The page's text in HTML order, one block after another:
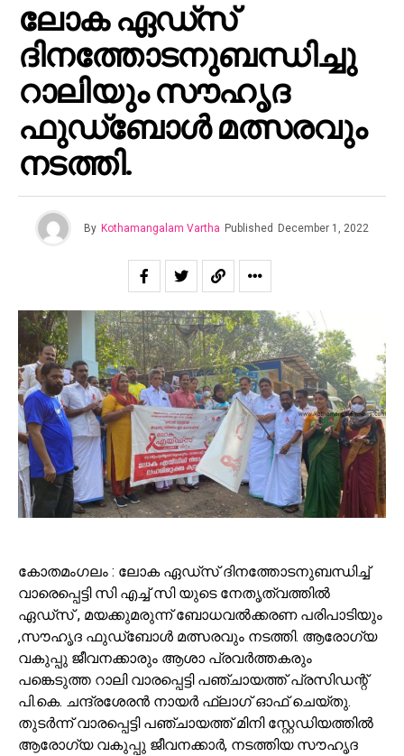
ലോക ഏഡ്സ്
ദിനത്തോടനുബന്ധിച്ചു
റാലിയും സൗഹൃദ
ഫുഡ്ബോൾ മത്സരവും
നടത്തി.
By Kothamangalam Vartha Published December 1, 2022
കോതമംഗലം : ലോക ഏഡ്സ് ദിനത്തോടനുബന്ധിച്ച്
വാരെപ്പെട്ടി സി എച്ച് സി യുടെ നേതൃത്വത്തിൽ
ഏഡ്സ് , മയക്കുമരുന്ന് ബോധവൽക്കരണ പരിപാടിയും
,സൗഹൃദ ഫുഡ്ബോൾ മത്സരവും നടത്തി. ആരോഗ്യ
വകുപ്പു ജീവനക്കാരും ആശാ പ്രവർത്തകരും
പങ്കെടുത്ത റാലി വാരപ്പെട്ടി പഞ്ചായത്ത് പ്രസിഡന്റ്
പി.കെ. ചന്ദ്രശേരൻ നായർ ഫ്ലാഗ് ഓഫ് ചെയ്തു.
തുടർന്ന് വാരപ്പെട്ടി പഞ്ചായത്ത് മിനി സ്റ്റേഡിയത്തിൽ
ആരോഗ്യ വകുപ്പു ജീവനക്കാർ, നടത്തിയ സൗഹൃദ